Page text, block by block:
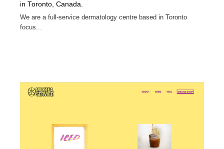
in Toronto, Canada.
We are a full-service dermatology centre based in Toronto
focus...